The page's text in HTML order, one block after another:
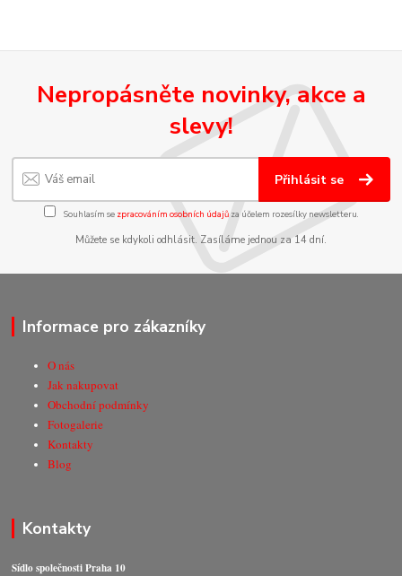
Nepropásněte novinky, akce a
slevy!
Přihlásit se
Souhlasím se zpracováním osobních údajůza účelem rozesílky newsletteru.
Můžete se kdykoli odhlásit. Zasíláme jednou za 14 dní.
Informace pro zákazníky
O nás
Jak nakupovat
Obchodní podmínky
Fotogalerie
Kontakty
Blog
Kontakty
Sídlo společnosti Praha 10